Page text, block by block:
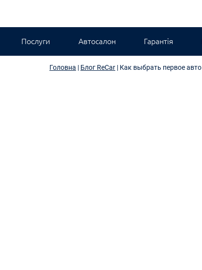
Послуги Автосалон Гарантія
Головна | Блог ReCar | Как выбрать первое авто